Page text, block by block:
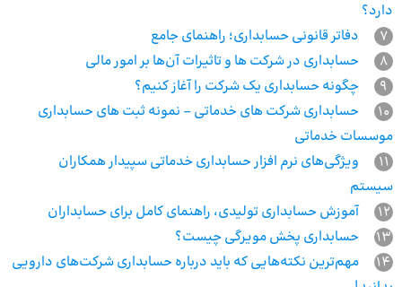
دارد؟
7
دفاتر قانونی حسابداری؛ راهنمای جامع
8
حسابداری در شرکت ها و تاثیرات آن‌ها بر امور مالی
9
چگونه حسابداری یک شرکت را آغاز کنیم؟
10
حسابداری شرکت های خدماتی – نمونه ثبت های حسابداری
موسسات خدماتی
11
ویژگی‌های نرم افزار حسابداری خدماتی سپیدار همکاران
سیستم
12
آموزش حسابداری تولیدی، راهنمای کامل برای حسابداران
13
حسابداری پخش مویرگی چیست؟
14
مهم‌ترین نکته‌هایی که باید درباره حسابداری شرکت‌های دارویی